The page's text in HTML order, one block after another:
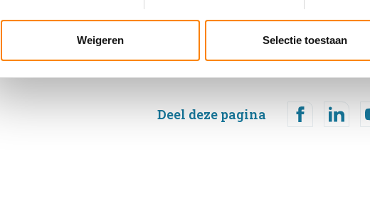
websiteverkeer te analyseren. Ook delen we informatie over uw gebruik
media, adverteren en analyse. Deze partners kunnen deze gegevens
Weigeren Selectie toestaan
Deel deze pagina